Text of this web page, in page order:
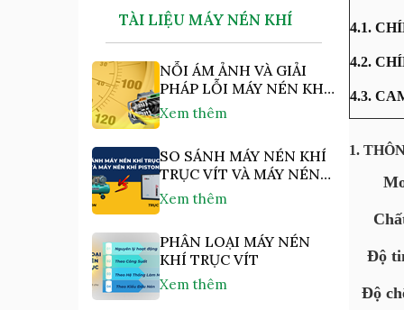
TÀI LIỆU MÁY NÉN KHÍ
NỖI ÁM ẢNH VÀ GIẢI
PHÁP LỖI MÁY NÉN KHÍ
"NHIỆT ĐỘ CAO"
Xem thêm
SO SÁNH MÁY NÉN KHÍ
TRỤC VÍT VÀ MÁY NÉN
KHÍ PISTON
Xem thêm
PHÂN LOẠI MÁY NÉN
KHÍ TRỤC VÍT
Xem thêm
4.1.
4.2.
4.3.
1.
Độ
Độ